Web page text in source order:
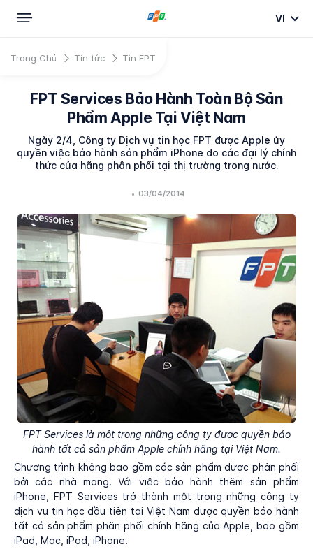
VI
Trang Chủ Tin tức Tin FPT
FPT Services Bảo Hành Toàn Bộ Sản
Phẩm Apple Tại Việt Nam
Ngày 2/4, Công ty Dịch vụ tin học FPT được Apple ủy
quyền việc bảo hành sản phẩm iPhone do các đại lý chính
thức của hãng phân phối tại thị trường trong nước.
• 03/04/2014
FPT Services là một trong những công ty được quyền bảo
hành tất cả sản phẩm Apple chính hãng tại Việt Nam.
Chương trình không bao gồm các sản phẩm được phân phối
bởi các nhà mạng. Với việc bảo hành thêm sản phẩm
iPhone, FPT Services trở thành một trong những công ty
dịch vụ tin học đầu tiên tại Việt Nam được quyền bảo hành
tất cả sản phẩm phân phối chính hãng của Apple, bao gồm
iPad, Mac, iPod, iPhone.